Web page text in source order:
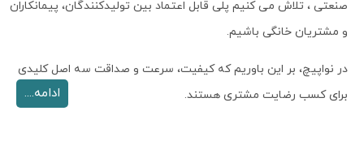
صنعتی ، تلاش می کنیم پلی قابل اعتماد بین تولیدکنندگان، پیمانکاران
و مشتریان خانگی باشیم.
در نواپیچ، بر این باوریم که کیفیت، سرعت و صداقت سه اصل کلیدی
برای کسب رضایت مشتری هستند.
ادامه....